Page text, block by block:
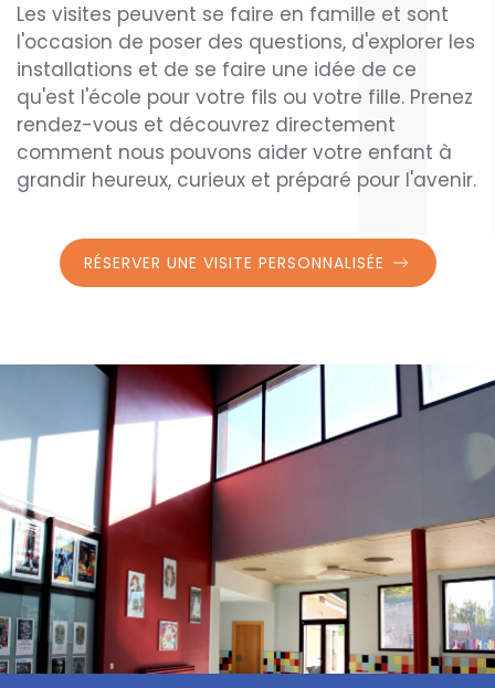
Les visites peuvent se faire en famille et sont
l'occasion de poser des questions, d'explorer les
installations et de se faire une idée de ce
qu'est l'école pour votre fils ou votre fille. Prenez
rendez-vous et découvrez directement
comment nous pouvons aider votre enfant à
grandir heureux, curieux et préparé pour l'avenir.
RÉSERVER UNE VISITE PERSONNALISÉE